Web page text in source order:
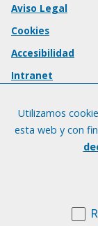
Aviso Legal
Cookies
Accesibilidad
Intranet
Utilizamos
esta web y con